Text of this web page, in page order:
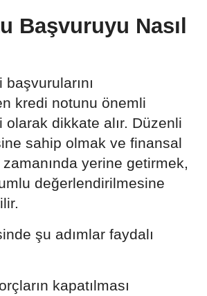
Başvuruyu Nasıl
kredi notunu önemli
olarak dikkate alır. Düzenli
sahip olmak ve finansal
yerine getirmek,
değerlendirilmesine
şu adımlar faydalı
kapatılması